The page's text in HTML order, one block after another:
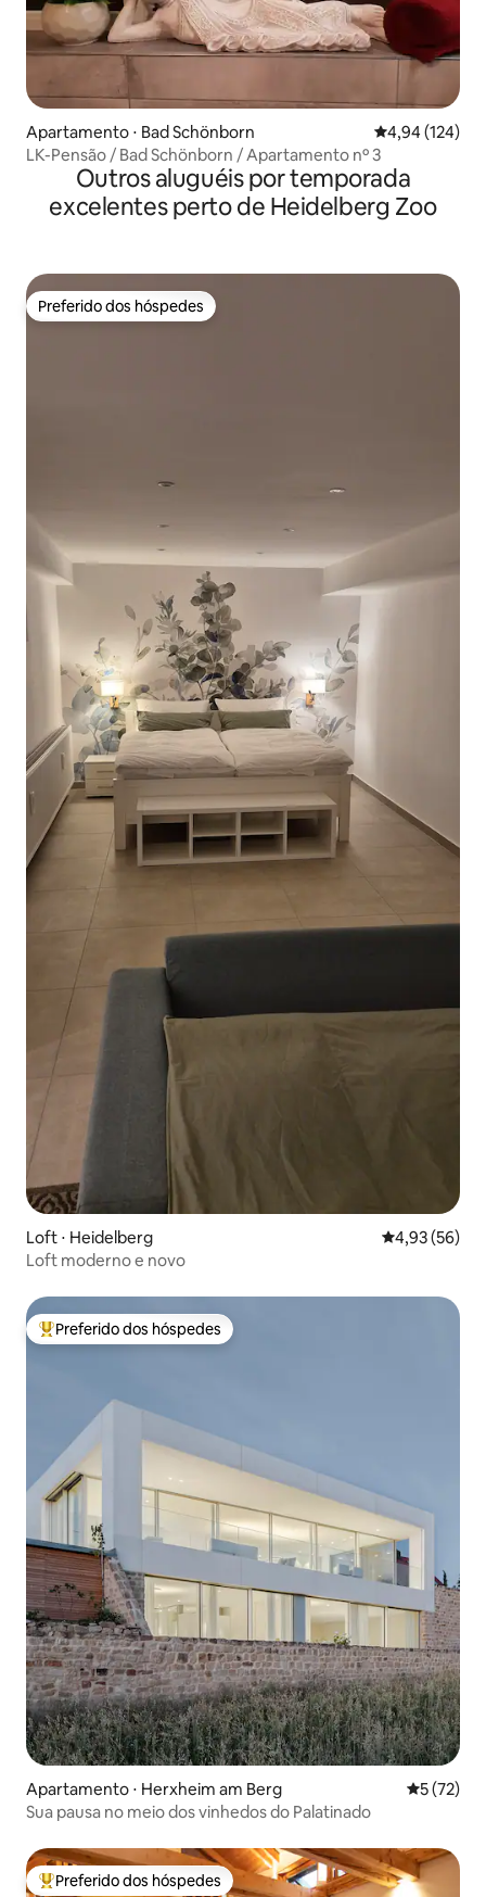
Apartamento ⋅ Bad Schönborn 4,94 de uma
4,94 (124)
LK-Pensão / Bad Schönborn / Apartamento nº 3
Outros aluguéis por temporada
excelentes perto de Heidelberg Zoo
Preferido dos hóspedes
Preferido dos hóspedes
Loft ⋅ Heidelberg 4,93 de uma
4,93 (56)
Loft moderno e novo
Entre os melhores preferidos dos hóspedes
Preferido dos hóspedes
Apartamento ⋅ Herxheim am Berg 5 de uma
5 (72)
Sua pausa no meio dos vinhedos do Palatinado
Entre os melhores preferidos dos hóspedes
Preferido dos hóspedes